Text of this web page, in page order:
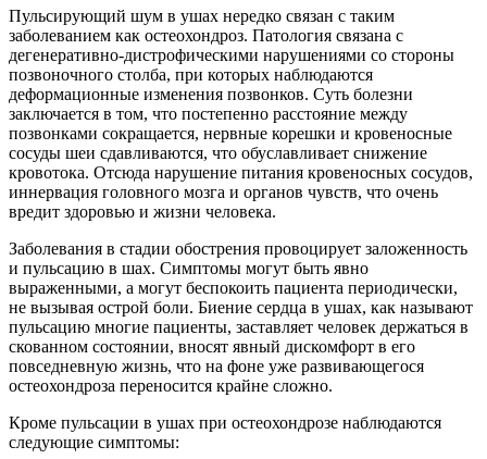
Пульсирующий шум в ушах нередко связан с таким
заболеванием как остеохондроз. Патология связана с
дегенеративно-дистрофическими нарушениями со стороны
позвоночного столба, при которых наблюдаются
деформационные изменения позвонков. Суть болезни
заключается в том, что постепенно расстояние между
позвонками сокращается, нервные корешки и кровеносные
сосуды шеи сдавливаются, что обуславливает снижение
кровотока. Отсюда нарушение питания кровеносных сосудов,
иннервация головного мозга и органов чувств, что очень
вредит здоровью и жизни человека.
Заболевания в стадии обострения провоцирует заложенность
и пульсацию в шах. Симптомы могут быть явно
выраженными, а могут беспокоить пациента периодически,
не вызывая острой боли. Биение сердца в ушах, как называют
пульсацию многие пациенты, заставляет человек держаться в
скованном состоянии, вносят явный дискомфорт в его
повседневную жизнь, что на фоне уже развивающегося
остеохондроза переносится крайне сложно.
Кроме пульсации в ушах при остеохондрозе наблюдаются
следующие симптомы: